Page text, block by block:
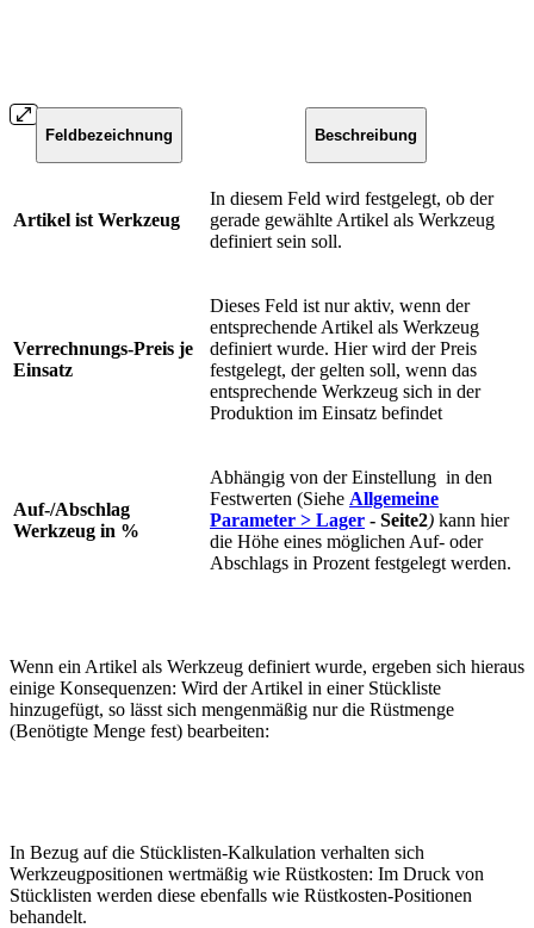
Feldbezeichnung Beschreibung
Artikel ist Werkzeug
In diesem Feld wird festgelegt, ob der
gerade gewählte Artikel als Werkzeug
definiert sein soll.
Verrechnungs-Preis je
Einsatz
Dieses Feld ist nuraktiv, wenn der
entsprechende Artikel als Werkzeug
definiert wurde. Hier wird der Preis
festgelegt, der gelten soll, wenn das
entsprechende Werkzeug sich in der
Produktion im Einsatz befindet
Auf-/Abschlag
Werkzeug in %
Abhängig von der Einstellung in den
Festwerten (Siehe Allgemeine
Parameter > Lager - Seite2) kann hier
die Höhe eines möglichen Auf- oder
Abschlags in Prozent festgelegt werden.
Wenn ein Artikel als Werkzeug definiert wurde, ergeben sich hieraus
einige Konsequenzen: Wird der Artikel in einer Stückliste
hinzugefügt, so lässt sich mengenmäßig nur die Rüstmenge
(Benötigte Menge fest) bearbeiten:
In Bezug auf die Stücklisten-Kalkulation verhalten sich
Werkzeugpositionen wertmäßig wie Rüstkosten: Im Druck von
Stücklisten werden diese ebenfalls wie Rüstkosten-Positionen
behandelt.